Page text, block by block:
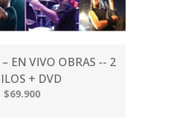
EN VIVO OBRAS -- 2
+ DVD
$69.900